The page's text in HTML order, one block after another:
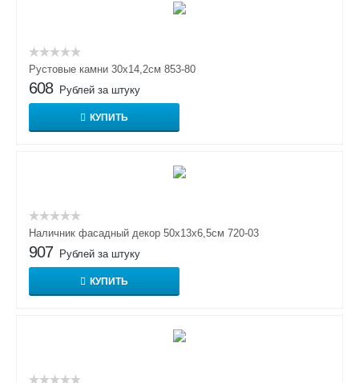
Рустовые камни 30х14,2см 853-80
608 Рублей за штуку
КУПИТЬ
Наличник фасадный декор 50х13х6,5см 720-03
907 Рублей за штуку
КУПИТЬ